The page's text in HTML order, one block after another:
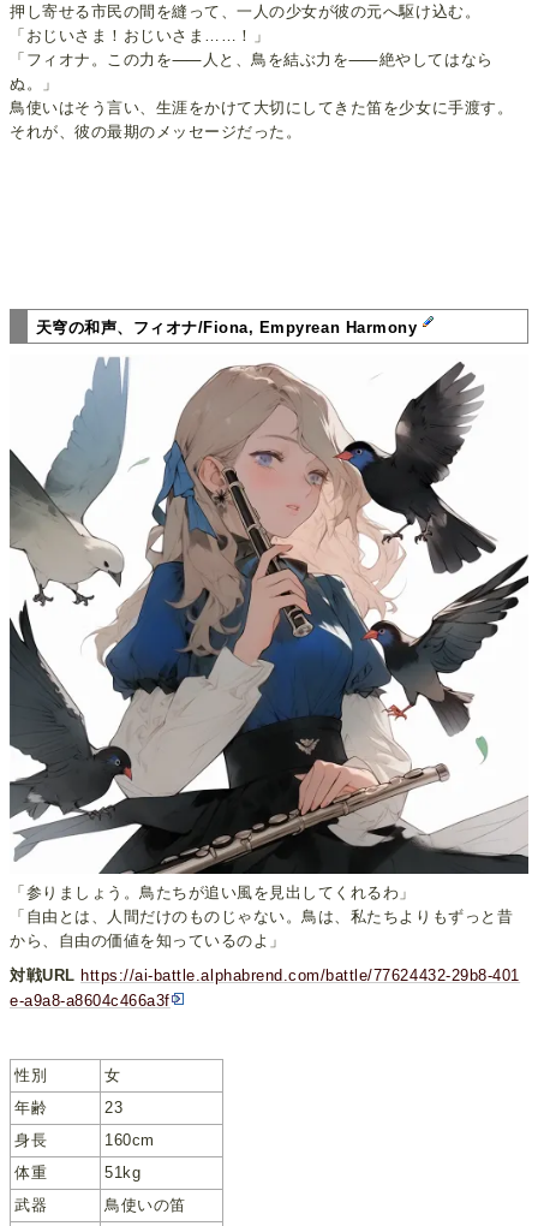
押し寄せる市民の間を縫って、一人の少女が彼の元へ駆け込む。
「おじいさま！おじいさま……！」
「フィオナ。この力を⸺人と、鳥を結ぶ力を⸺絶やしてはなら
ぬ。」
鳥使いはそう言い、生涯をかけて大切にしてきた笛を少女に手渡す。
それが、彼の最期のメッセージだった。
天穹の和声、フィオナ/Fiona, Empyrean Harmony
「参りましょう。鳥たちが追い風を見出してくれるわ」
「自由とは、人間だけのものじゃない。鳥は、私たちよりもずっと昔
から、自由の価値を知っているのよ」
対戦URL https://ai-battle.alphabrend.com/battle/77624432-29b8-401
e-a9a8-a8604c466a3f
性別
女
年齢
23
身長
160cm
体重
51kg
武器
鳥使いの笛